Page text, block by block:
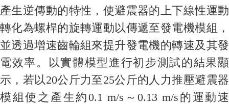
產生逆傳動的特性，使避震器的上下線性運動
轉化為螺桿的旋轉運動以傳遞至發電機模組，
並透過增速齒輪組來提升發電機的轉速及其發
電效率。以實體模型進行初步測試的結果顯
示，若以20公斤力至25公斤的人力推壓避震器
模組使之產生約0.1 m/s～0.13 m/s的運動速